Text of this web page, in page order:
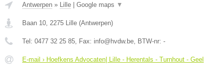
Antwerpen » Lille | Google maps ▼
Baan 10 2275 Lille (Antwerpen)
Tel: 0477 32 25 85 , Fax: info@hvdw.be , BTW-nr: -
E-mail › Hoefkens Advocaten| Lille - Herentals - Turnhout - Geel